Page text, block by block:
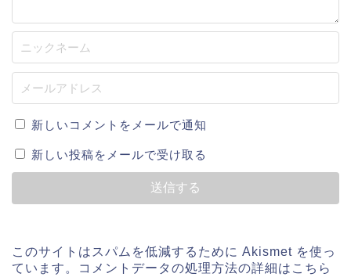
新しいコメントをメールで通知
新しい投稿をメールで受け取る
このサイトはスパムを低減するために Akismet を使っ
ています。
コメントデータの処理方法の詳細はこちら